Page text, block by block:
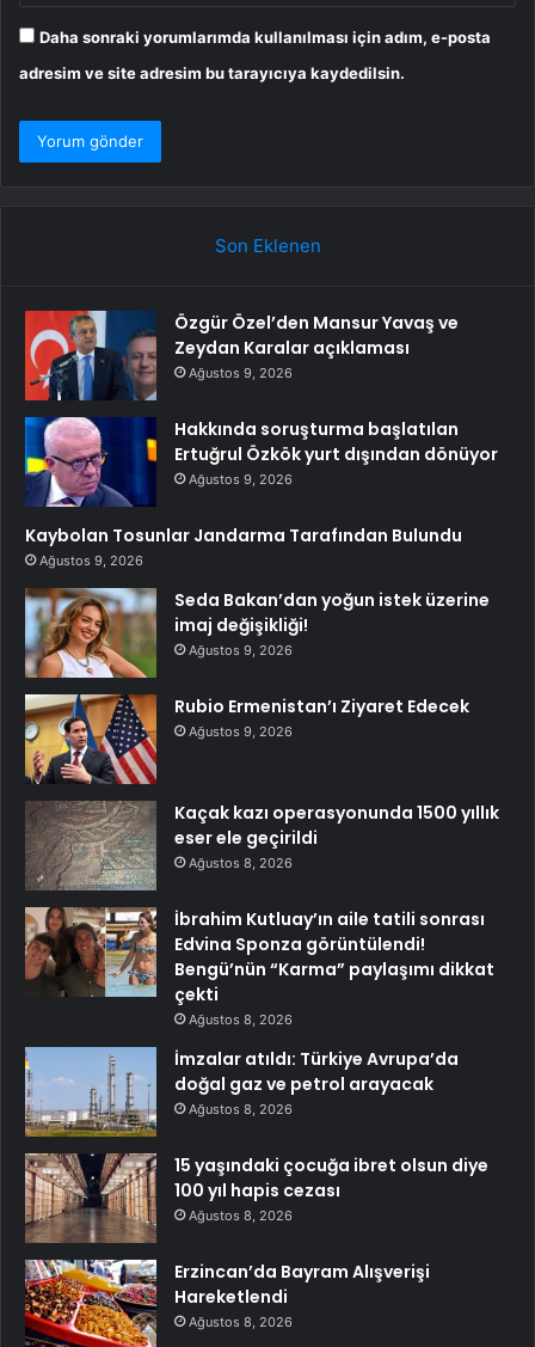
Daha sonraki yorumlarımda kullanılması için adım, e-posta
adresim ve site adresim bu tarayıcıya kaydedilsin.
Son Eklenen
Özgür Özel’den Mansur Yavaş ve
Zeydan Karalar açıklaması
Ağustos 9, 2026
Hakkında soruşturma başlatılan
Ertuğrul Özkök yurt dışından dönüyor
Ağustos 9, 2026
Kaybolan Tosunlar Jandarma Tarafından Bulundu
Ağustos 9, 2026
Seda Bakan’dan yoğun istek üzerine
imaj değişikliği!
Ağustos 9, 2026
Rubio Ermenistan’ı Ziyaret Edecek
Ağustos 9, 2026
Kaçak kazı operasyonunda 1500 yıllık
eser ele geçirildi
Ağustos 8, 2026
İbrahim Kutluay’ın aile tatili sonrası
Edvina Sponza görüntülendi!
Bengü’nün “Karma” paylaşımı dikkat
çekti
Ağustos 8, 2026
İmzalar atıldı: Türkiye Avrupa’da
doğal gaz ve petrol arayacak
Ağustos 8, 2026
15 yaşındaki çocuğa ibret olsun diye
100 yıl hapis cezası
Ağustos 8, 2026
Erzincan’da Bayram Alışverişi
Hareketlendi
Ağustos 8, 2026